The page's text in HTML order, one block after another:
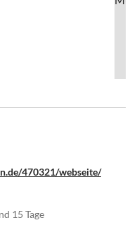
470321/webseite/
15 Tage